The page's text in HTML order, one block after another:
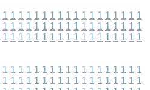
1 1 1 1 1 1 1 1 1 1 1 1 1 1 1 1 1 1
1 1 1 1 1 1 1 1 1 1 1 1 1 1 1 1 1 1
1 1 1 1 1 1 1 1 1 1 1 1 1 1 1 1 1 1
1 1 1 1 1 1 1 1 1 1 1 1 1 1 1 1 1 1
1 1 1 1 1 1 1 1 1 1 1 1 1 1 1 1 1 1